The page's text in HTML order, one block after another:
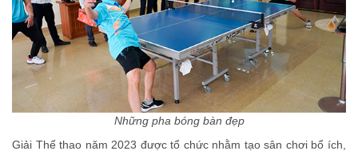
Những pha bóng bàn đẹp
Giải Thể thao năm 2023 được tổ chức nhằm tạo sân chơi bổ ích,